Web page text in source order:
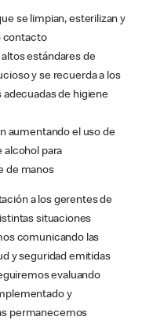
se limpian, esterilizan y
contacto
estándares de
y se recuerda a los
de higiene
aumentando el uso de
alcohol para
de manos
a los gerentes de
situaciones
comunicando las
y seguridad emitidas
evaluando
y
permanecemos